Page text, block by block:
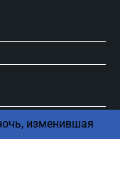
изменившая